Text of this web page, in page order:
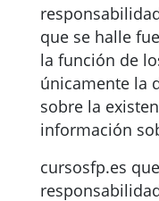
que se halle
la función de
únicamente la
sobre la
información
cursosfp.es